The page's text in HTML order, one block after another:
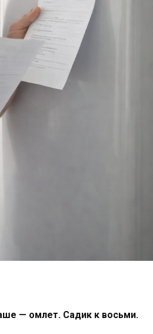
— омлет. Садик к восьми.